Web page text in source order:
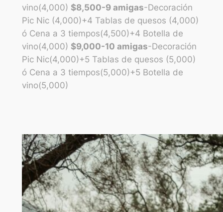
vino(4,000) $8,500-9 amigas-Decoración
Pic Nic (4,000)+4 Tablas de quesos (4,000)
ó Cena a 3 tiempos(4,500)+4 Botella de
vino(4,000) $9,000-10 amigas-Decoración
Pic Nic(4,000)+5 Tablas de quesos (5,000)
ó Cena a 3 tiempos(5,000)+5 Botella de
vino(5,000)